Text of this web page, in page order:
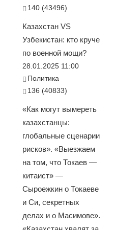
140 (43496)
Казахстан VS
Узбекистан: кто круче
по военной мощи?
28.01.2025 11:00
Политика
136 (40833)
«Как могут вымереть
казахстанцы:
глобальные сценарии
рисков». «Выезжаем
на том, что Токаев —
китаист» —
Сыроежкин о Токаеве
и Си, секретных
делах и о Масимове».